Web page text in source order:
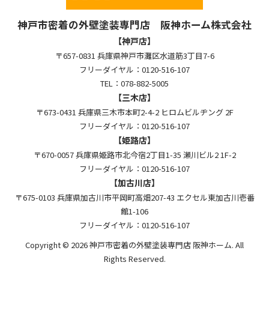
神戸市密着の外壁塗装専門店 阪神ホーム株式会社
【神戸店】
〒657-0831 兵庫県神戸市灘区水道筋3丁目7-6
フリーダイヤル：0120-516-107
TEL：078-882-5005
【三木店】
〒673-0431 兵庫県三木市本町2-4-2 ヒロムビルヂング 2F
フリーダイヤル：0120-516-107
【姫路店】
〒670-0057 兵庫県姫路市北今宿2丁目1-35 瀬川ビル2 1F-2
フリーダイヤル：0120-516-107
【加古川店】
〒675-0103 兵庫県加古川市平岡町高畑207-43 エクセル東加古川壱番
館1-106
フリーダイヤル：0120-516-107
Copyright © 2026 神戸市密着の外壁塗装専門店 阪神ホーム. All
Rights Reserved.